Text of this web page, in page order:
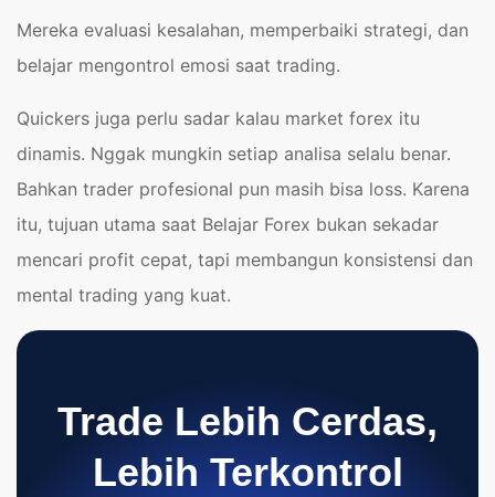
Mereka evaluasi kesalahan, memperbaiki strategi, dan
belajar mengontrol emosi saat trading.
Quickers juga perlu sadar kalau market forex itu
dinamis. Nggak mungkin setiap analisa selalu benar.
Bahkan trader profesional pun masih bisa loss. Karena
itu, tujuan utama saat Belajar Forex bukan sekadar
mencari profit cepat, tapi membangun konsistensi dan
mental trading yang kuat.
Trade Lebih Cerdas,
Lebih Terkontrol